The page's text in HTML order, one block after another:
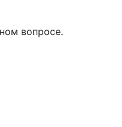
вопросе.